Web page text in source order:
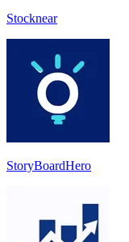
Stocknear
StoryBoardHero